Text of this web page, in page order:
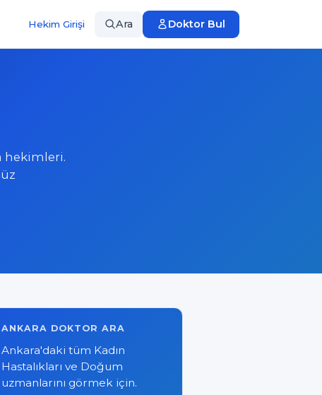
Hekim Girişi Ara Doktor Bul
hekimleri.
ANKARA DOKTOR ARA
Ankara'daki tüm Kadın
Hastalıkları ve Doğum
uzmanlarını görmek için.